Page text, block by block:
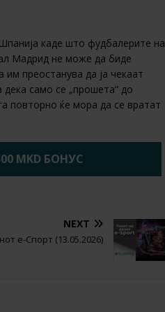
каде што фудбалерите на
Мадрид не може да биде
им преостанува да ја чекаат
само се „прошета“ до
повторно ќе мора да се вратат
MKD БОНУС
NEXT
е-Спорт (13.05.2026)